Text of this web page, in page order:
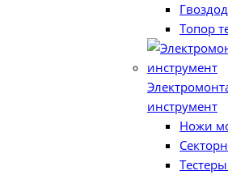
Топор
инструмент
Ножи